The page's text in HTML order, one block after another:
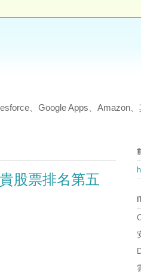
、Google Apps、Amazon
股票排名第五